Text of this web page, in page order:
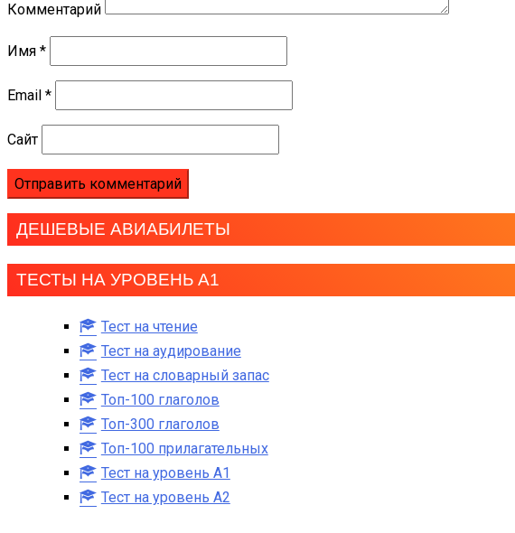
Комментарий
Имя *
Email *
Сайт
ДЕШЕВЫЕ АВИАБИЛЕТЫ
ТЕСТЫ НА УРОВЕНЬ А1
Тест на чтение
Тест на аудирование
Тест на словарный запас
Топ-100 глаголов
Топ-300 глаголов
Топ-100 прилагательных
Тест на уровень A1
Тест на уровень A2